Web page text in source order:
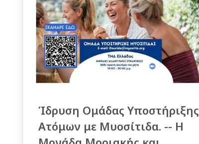
Ίδρυση Ομάδας Υποστήριξης
Ατόμων με Μυοσίτιδα. -- Η